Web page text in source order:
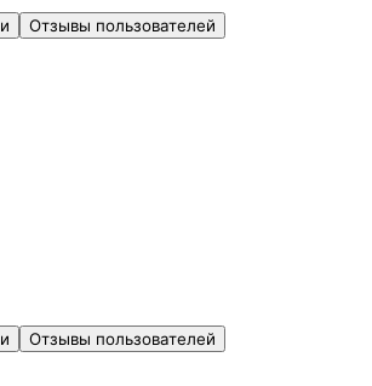
Отзывы пользователей
Отзывы пользователей